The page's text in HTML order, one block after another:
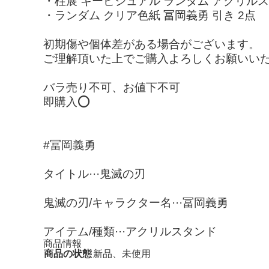
・ランダム クリア色紙 冨岡義勇 引き 2点
初期傷や個体差がある場合がございます。
ご理解頂いた上でご購入よろしくお願いい
バラ売り不可、お値下不可
即購入⭕️
#冨岡義勇
タイトル···鬼滅の刃
鬼滅の刃/キャラクター名···冨岡義勇
アイテム/種類···アクリルスタンド
商品情報
商品の状態新品、未使用